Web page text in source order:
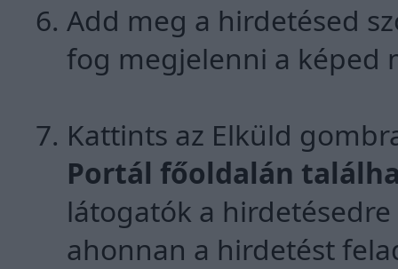
Add meg a hirdetésed
fog megjelenni a képed
Kattints az Elküld
Portál főoldalán
látogatók a
ahonnan a hirdetést